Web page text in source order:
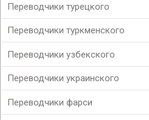
Переводчики турецкого
Переводчики туркменского
Переводчики узбекского
Переводчики украинского
Переводчики фарси